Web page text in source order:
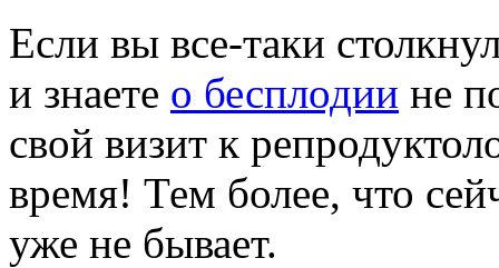
Если вы все-таки
и знаете о бесплодии не
свой визит к
время! Тем более, что
уже не бывает.